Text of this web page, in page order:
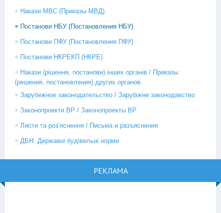
Накази МВС (Приказы МВД)
Постанови НБУ (Постановления НБУ)
Постанови ПФУ (Постановления ПФУ)
Постанови НКРЕКП (НКРЕ)
Накази (рішення, постанови) інших органів / Приказы
(решения, постановления) других органов
Зарубежное законодательство / Зарубіжне законодавство
Законопроекти ВР / Законопроекты ВР
Листи та роз’яснення / Письма и разъяснения
ДБН. Державні будівельні норми
РЕКЛАМА